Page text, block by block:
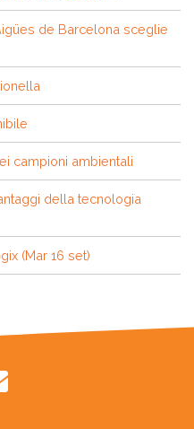
de Barcelona sceglie
campioni ambientali
della tecnologia
(Mar 16 set)